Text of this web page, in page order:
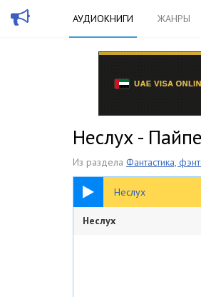
АУДИОКНИГИ ЖАНРЫ
Неслух -
Из раздела Фантастика,
Неслух
1:39:24
Неслух